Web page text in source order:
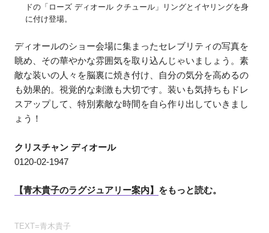
ドの「ローズ ディオール クチュール」リングとイヤリングを身
に付け登場。
ディオールのショー会場に集まったセレブリティの写真を
眺め、その華やかな雰囲気を取り込んじゃいましょう。素
敵な装いの人々を脳裏に焼き付け、自分の気分を高めるの
も効果的。視覚的な刺激も大切です。装いも気持ちもドレ
スアップして、特別素敵な時間を自ら作り出していきまし
ょう！
クリスチャン ディオール
0120-02-1947
【青木貴子のラグジュアリー案内】 をもっと読む。
TEXT=青木貴子